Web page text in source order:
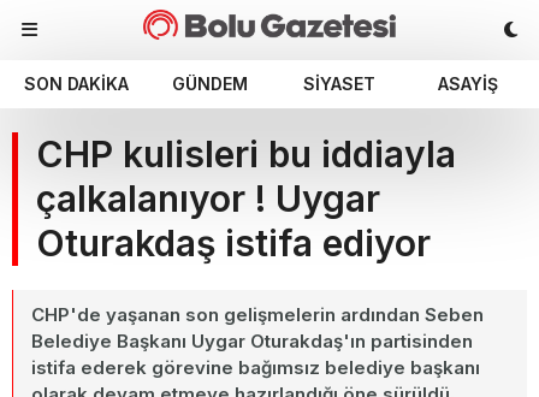
SON DAKIKA GÜNDEM SIYASET ASAYIŞ
CHP kulisleri bu iddiayla
çalkalanıyor ! Uygar
Oturakdaş istifa ediyor
CHP'de yaşanan son gelişmelerin ardından Seben
Belediye Başkanı Uygar Oturakdaş'ın partisinden
istifa ederek görevine bağımsız belediye başkanı